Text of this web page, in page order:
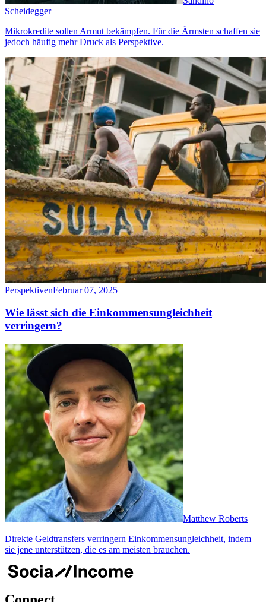
Scheidegger
Mikrokredite sollen Armut bekämpfen. Für die Ärmsten schaffen sie
jedoch häufig mehr Druck als Perspektive.
PerspektivenFebruar 07, 2025
Wie lässt sich die Einkommensungleichheit
verringern?
Matthew Roberts
Direkte Geldtransfers verringern Einkommensungleichheit, indem
sie jene unterstützen, die es am meisten brauchen.